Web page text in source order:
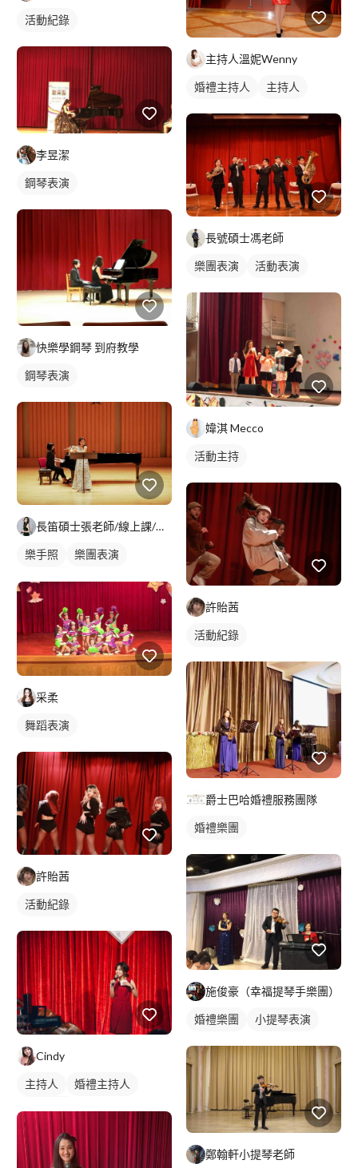
活動紀錄
李昱潔
鋼琴表演
快樂學鋼琴 到府教學
鋼琴表演
長笛碩士張老師/線上課/南京三民/江子翠
樂手照
樂團表演
采柔
舞蹈表演
許貽茜
活動紀錄
Cindy
主持人
婚禮主持人
主持人溫妮Wenny
婚禮主持人 主持人
長號碩士馮老師
樂團表演 活動表演
媁淇 Mecco
活動主持
許貽茜
活動紀錄
爵士巴哈婚禮服務團隊
婚禮樂團
施俊豪（幸福提琴手樂團）
婚禮樂團 小提琴表演
鄭翰軒小提琴老師